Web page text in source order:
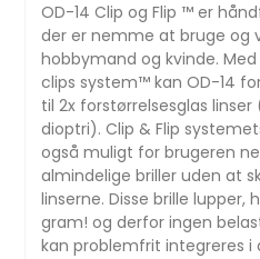
OD-14 Clip og Flip ™ er
der er nemme at bruge og
hobbymand og kvinde.
clips system™ kan OD-14
til 2x forstørrelsesglas
dioptri). Clip & Flip
også muligt for brugeren
almindelige briller uden at
linserne. Disse brille
gram! og derfor ingen
kan problemfrit integreres i